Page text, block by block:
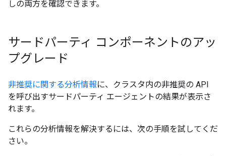
しの両方を確認できます。
サードパーティ コンポーネントのアッ
プグレード
非推奨に関する分析情報に、クラスタ内の非推奨の API
を呼び出すサードパーティ エージェントの結果が表示さ
れます。
これらの分析情報を解決するには、次の手順を試してくだ
さい。